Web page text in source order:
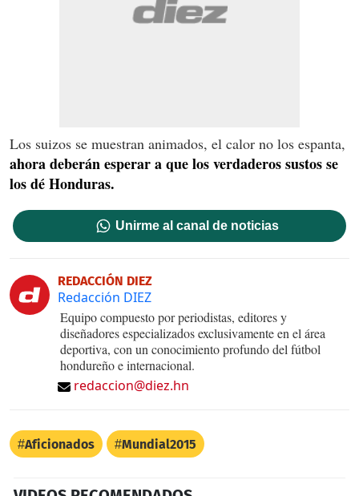
Los suizos se muestran animados, el calor no los espanta,
ahora deberán esperar a que los verdaderos sustos se
los dé Honduras.
Unirme al canal de noticias
REDACCIÓN DIEZ
Redacción DIEZ
Equipo compuesto por periodistas, editores y
diseñadores especializados exclusivamente en el área
deportiva, con un conocimiento profundo del fútbol
hondureño e internacional.
redaccion@diez.hn
Aficionados Mundial2015